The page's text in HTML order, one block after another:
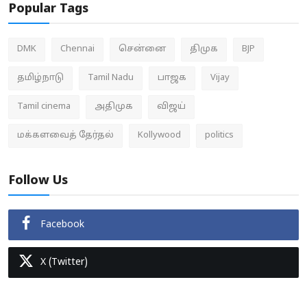
Popular Tags
DMK Chennai சென்னை திமுக BJP
தமிழ்நாடு Tamil Nadu பாஜக Vijay
Tamil cinema அதிமுக விஜய்
மக்களவைத் தேர்தல் Kollywood politics
Follow Us
Facebook
X (Twitter)